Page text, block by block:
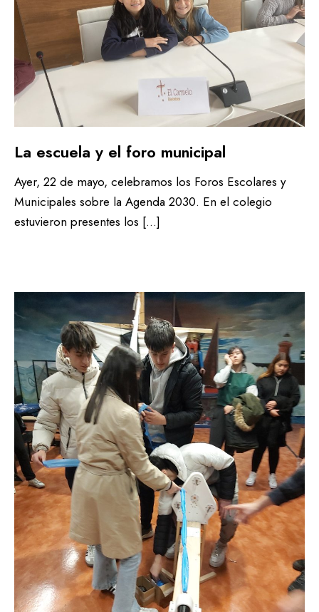
La escuela y el foro municipal
Ayer, 22 de mayo, celebramos los Foros Escolares y
Municipales sobre la Agenda 2030. En el colegio
estuvieron presentes los […]